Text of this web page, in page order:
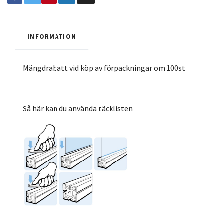
INFORMATION
Mängdrabatt vid köp av förpackningar om 100st
Så här kan du använda täcklisten